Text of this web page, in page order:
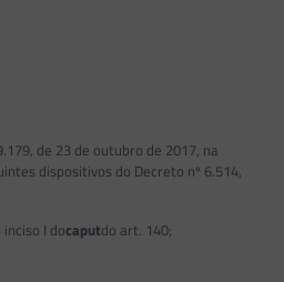
de 23 de outubro de 2017, na
dispositivos do Decreto nº 6.514,
inciso I docaputdo art. 140;